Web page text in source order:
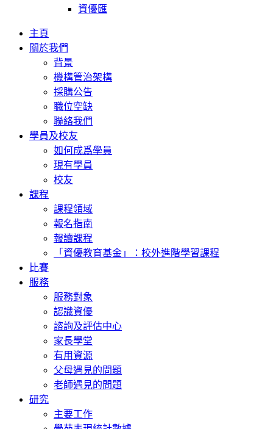
資優匯
主頁
關於我們
背景
機構管治架構
採購公告
職位空缺
聯絡我們
學員及校友
如何成爲學員
現有學員
校友
課程
課程領域
報名指南
報讀課程
「資優教育基金」：校外進階學習課程
比賽
服務
服務對象
認識資優
諮詢及評估中心
家長學堂
有用資源
父母遇見的問題
老師遇見的問題
研究
主要工作